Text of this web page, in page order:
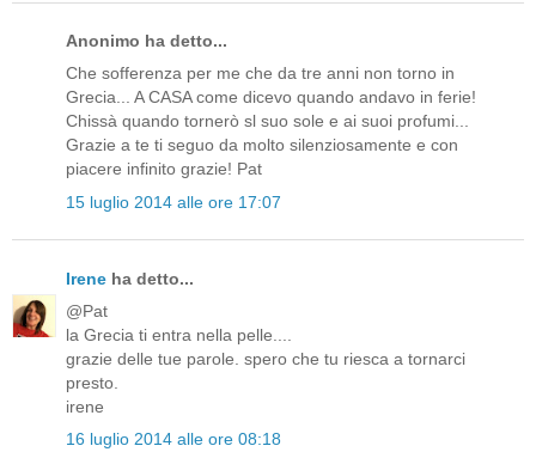
Anonimo ha detto...
Che sofferenza per me che da tre anni non torno in
Grecia... A CASA come dicevo quando andavo in ferie!
Chissà quando tornerò sl suo sole e ai suoi profumi...
Grazie a te ti seguo da molto silenziosamente e con
piacere infinito grazie! Pat
15 luglio 2014 alle ore 17:07
Irene ha detto...
@Pat
la Grecia ti entra nella pelle....
grazie delle tue parole. spero che tu riesca a tornarci
presto.
irene
16 luglio 2014 alle ore 08:18